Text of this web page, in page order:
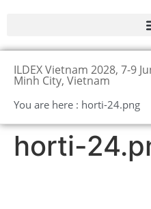
ILDEX Vietnam 2028, 7-9
Minh City, Vietnam
You are here : horti-24.png
horti-